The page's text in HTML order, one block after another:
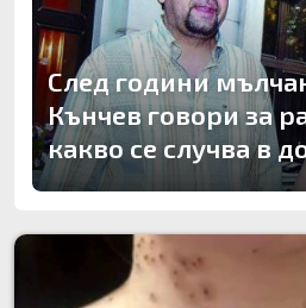
След години
Кънчев говори за
какво се случва в